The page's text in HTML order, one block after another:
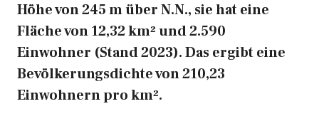
Höhe von 245 m über N.N., sie hat eine
Fläche von 12,32 km² und 2.590
Einwohner (Stand 2023). Das ergibt eine
Bevölkerungsdichte von 210,23
Einwohnern pro km².